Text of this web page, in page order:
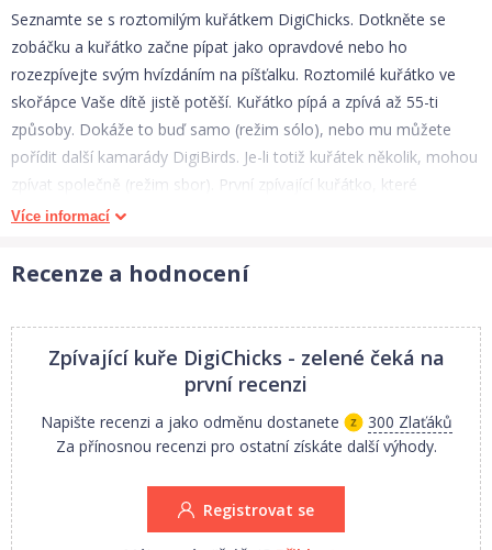
Seznamte se s roztomilým kuřátkem DigiChicks. Dotkněte se
zobáčku a kuřátko začne pípat jako opravdové nebo ho
rozezpívejte svým hvízdáním na píšťalku. Roztomilé kuřátko ve
skořápce Vaše dítě jistě potěší. Kuřátko pípá a zpívá až 55-ti
způsoby. Dokáže to buď samo (režim sólo), nebo mu můžete
pořídit další kamarády DigiBirds. Je-li totiž kuřátek několik, mohou
zpívat společně (režim sbor). První zpívající kuřátko, které
zapnete, se stane lídrem a bude udávat tón melodie a její výběr
zpívá svým vlastním hlasem i melodií. Mezitím co kuřátka cvrlikají
zobáčkem nebo křidélky. S barevnými zpívajícími kuřátky se Vaše
děti nikdy nebudou nudit. Prezentační video.
Obsah balení:
- zpívající kuře
- píšťalka ve tvaru prstenu
Více informací
Recenze a hodnocení
Zpívající kuře DigiChicks - zelené čeká na
první recenzi
Napište recenzi a jako odměnu dostanete
300 Zlaťáků
Za přínosnou recenzi pro ostatní získáte další výhody.
Registrovat se